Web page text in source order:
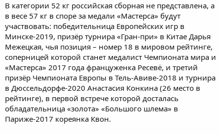
В категории 52 кг российская сборная не представлена, а
в весе 57 кг в споре за медали «Мастерса» будут
участвовать: победительница Европейских игр в
Минске-2019, призёр турнира «Гран-при» в Китае Дарья
Межецкая, чья позиция – номер 18 в мировом рейтинге,
соперницей которой станет медалист Чемпионата мира и
«Мастерса» 2017 года француженка Ресевё, и третий
призёр Чемпионата Европы в Тель-Авиве-2018 и турнира
в Дюссельдорфе-2020 Анастасия Конкина (26 место в
рейтинге), в первой встрече которой досталась
обладательница «золота» «Большого шлема» в
Париже-2017 кореянка Квон.